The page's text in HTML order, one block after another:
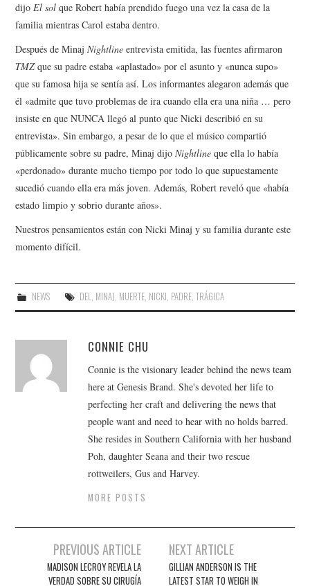
dijoEl sol que Robert había prendido fuego una vez la casa de la
familia mientras Carol estaba dentro.
Después de MinajNightline entrevista emitida, las fuentes afirmaron
TMZque su padre estaba «aplastado» por el asunto y «nunca supo»
que su famosa hija se sentía así. Los informantes alegaron además que
él «admite que tuvo problemas de ira cuando ella era una niña … pero
insiste en que NUNCA llegó al punto que Nicki describió en su
entrevista». Sin embargo, a pesar de lo que el músico compartió
públicamente sobre su padre, Minaj dijoNightline que ella lo había
«perdonado» durante mucho tiempo por todo lo que supuestamente
sucedió cuando ella era más joven. Además, Robert reveló que «había
estado limpio y sobrio durante años».
Nuestros pensamientos están con Nicki Minaj y su familia durante este
momento difícil.
NEWS DEL, MINAJ, MUERTE, NICKI, PADRE, TRÁGICA
CONNIE CHU
Connie is the visionary leader behind the news team
here at Genesis Brand. She's devoted her life to
perfecting her craft and delivering the news that
people want and need to hear with no holds barred.
She resides in Southern California with her husband
Poh, daughter Seana and their two rescue
rottweilers, Gus and Harvey.
MORE POSTS
navigation
PREVIOUS ARTICLE
MADISON LECROY REVELA LA
VERDAD SOBRE SU CIRUGÍA
NEXT ARTICLE
GILLIAN ANDERSON IS THE
LATEST STAR TO WEIGH IN